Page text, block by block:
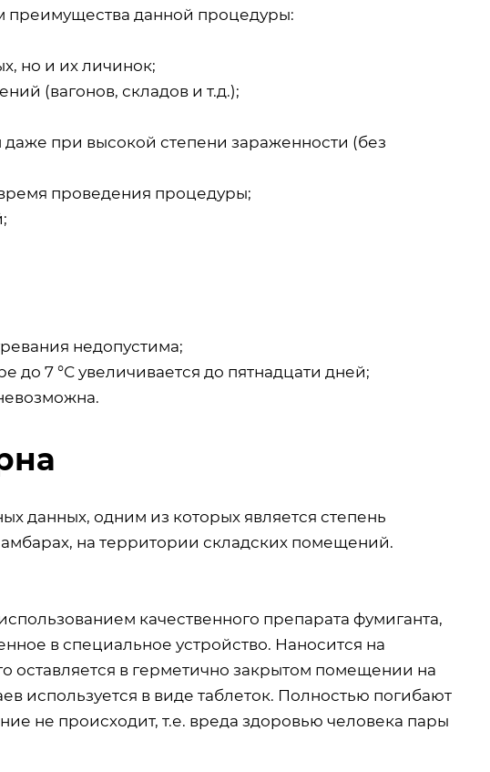
преимущества данной процедуры:
но и их личинок;
(вагонов, складов и т.д.);
даже при высокой степени зараженности (без
проведения процедуры;
недопустима;
7 °С увеличивается до пятнадцати дней;
данных, одним из которых является степень
на территории складских помещений.
качественного препарата фумиганта,
в специальное устройство. Наносится на
оставляется в герметично закрытом помещении на
используется в виде таблеток. Полностью погибают
не происходит, т.е. вреда здоровью человека пары